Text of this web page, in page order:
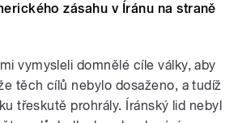
zásahu v Íránu na straně
vymysleli domnělé cíle války, aby
těch cílů nebylo dosaženo, a tudíž
třeskutě prohrály. Íránský lid nebyl